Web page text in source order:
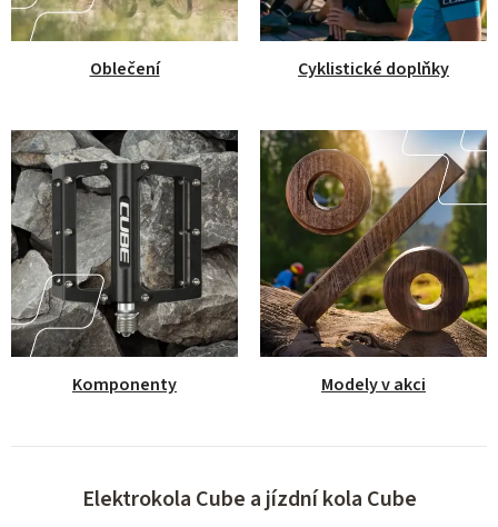
p
i
a
l
s
t
é
n
j
Oblečení Cyklistické doplňky
Komponenty Modely v akci
Elektrokola Cube a jízdní kola Cube